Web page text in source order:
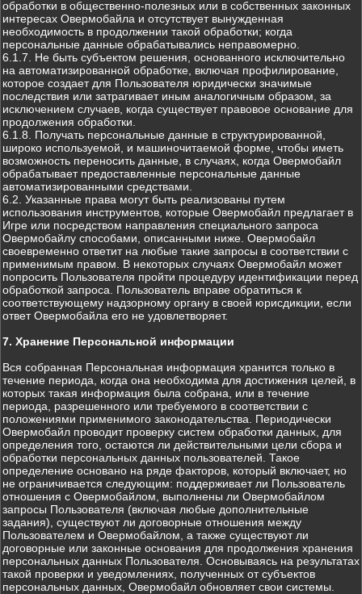
обработки в общественно-полезных или в собственных законных
интересах Овермобайла и отсутствует вынужденная
необходимость в продолжении такой обработки; когда
персональные данные обрабатывались неправомерно.
6.1.7. Не быть субъектом решения, основанного исключительно
на автоматизированной обработке, включая профилирование,
которое создает для Пользователя юридически значимые
последствия или затрагивает иным аналогичным образом, за
исключением случаев, когда существует правовое основание для
продолжения обработки.
6.1.8. Получать персональные данные в структурированной,
широко используемой, и машиночитаемой форме, чтобы иметь
возможность переносить данные, в случаях, когда Овермобайл
обрабатывает предоставленные персональные данные
автоматизированными средствами.
6.2. Указанные права могут быть реализованы путем
использования инструментов, которые Овермобайл предлагает в
Игре или посредством направления специального запроса
Овермобайлу способами, описанными ниже. Овермобайл
своевременно ответит на любые такие запросы в соответствии с
применимым правом. В некоторых случаях Овермобайл может
попросить Пользователя пройти процедуру идентификации перед
обработкой запроса. Пользователь вправе обратиться к
соответствующему надзорному органу в своей юрисдикции, если
ответ Овермобайла его не удовлетворяет.
7. Хранение Персональной информации
Вся собранная Персональная информация хранится только в
течение периода, когда она необходима для достижения целей, в
которых такая информация была собрана, или в течение
периода, разрешенного или требуемого в соответствии с
положениями применимого законодательства. Периодически
Овермобайл проводит проверку систем обработки данных, для
определения того, остаются ли действительными цели сбора и
обработки персональных данных пользователей. Такое
определение основано на ряде факторов, который включает, но
не ограничивается следующим: поддерживает ли Пользователь
отношения с Овермобайлом, выполнены ли Овермобайлом
запросы Пользователя (включая любые дополнительные
задания), существуют ли договорные отношения между
Пользователем и Овермобайлом, а также существуют ли
договорные или законные основания для продолжения хранения
персональных данных Пользователя. Основываясь на результатах
такой проверки и уведомлениях, полученных от субъектов
персональных данных, Овермобайл обновляет свои системы.